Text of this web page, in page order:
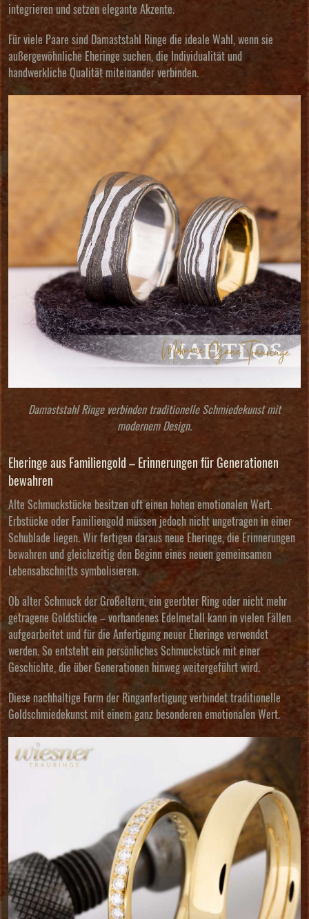
integrieren und setzen elegante Akzente.
Für viele Paare sind Damaststahl Ringe die ideale Wahl, wenn sie
außergewöhnliche Eheringe suchen, die Individualität und
handwerkliche Qualität miteinander verbinden.
Damaststahl Ringe verbinden traditionelle Schmiedekunst mit
modernem Design.
Eheringe aus Familiengold – Erinnerungen für Generationen
bewahren
Alte Schmuckstücke besitzen oft einen hohen emotionalen Wert.
Erbstücke oder Familiengold müssen jedoch nicht ungetragen in einer
Schublade liegen. Wir fertigen daraus neue Eheringe, die Erinnerungen
bewahren und gleichzeitig den Beginn eines neuen gemeinsamen
Lebensabschnitts symbolisieren.
Ob alter Schmuck der Großeltern, ein geerbter Ring oder nicht mehr
getragene Goldstücke – vorhandenes Edelmetall kann in vielen Fällen
aufgearbeitet und für die Anfertigung neuer Eheringe verwendet
werden. So entsteht ein persönliches Schmuckstück mit einer
Geschichte, die über Generationen hinweg weitergeführt wird.
Diese nachhaltige Form der Ringanfertigung verbindet traditionelle
Goldschmiedekunst mit einem ganz besonderen emotionalen Wert.